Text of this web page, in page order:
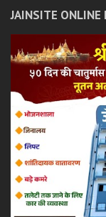
JAINSITE ONLINE